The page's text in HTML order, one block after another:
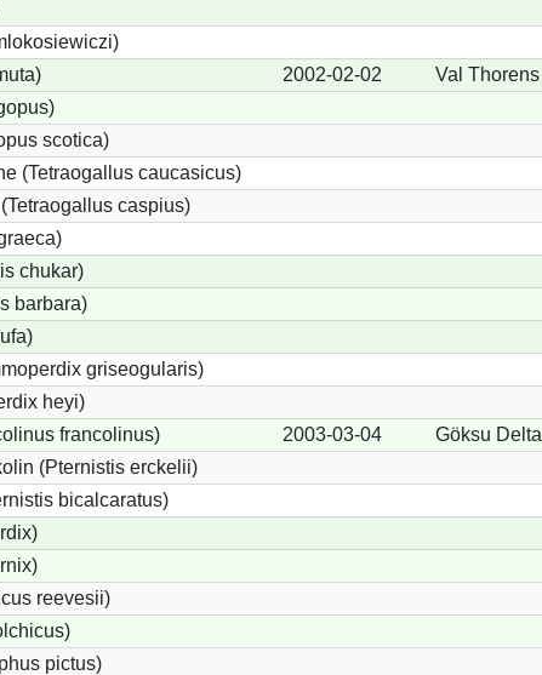
2002-02-02 Val Thorens
scotica)
(Tetraogallus caucasicus)
caspius)
chukar)
barbara)
griseogularis)
heyi)
francolinus) 2003-03-04 Göksu Delta
(Pternistis erckelii)
bicalcaratus)
reevesii)
pictus)